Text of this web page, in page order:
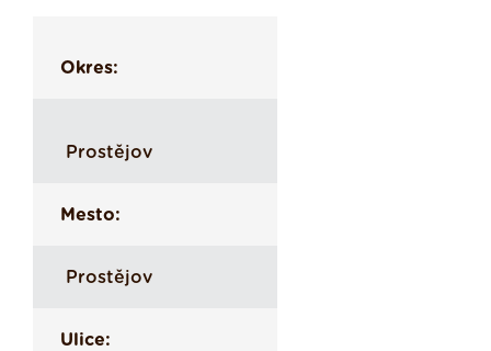
Okres:
Prostějov
Mesto:
Prostějov
Ulice: